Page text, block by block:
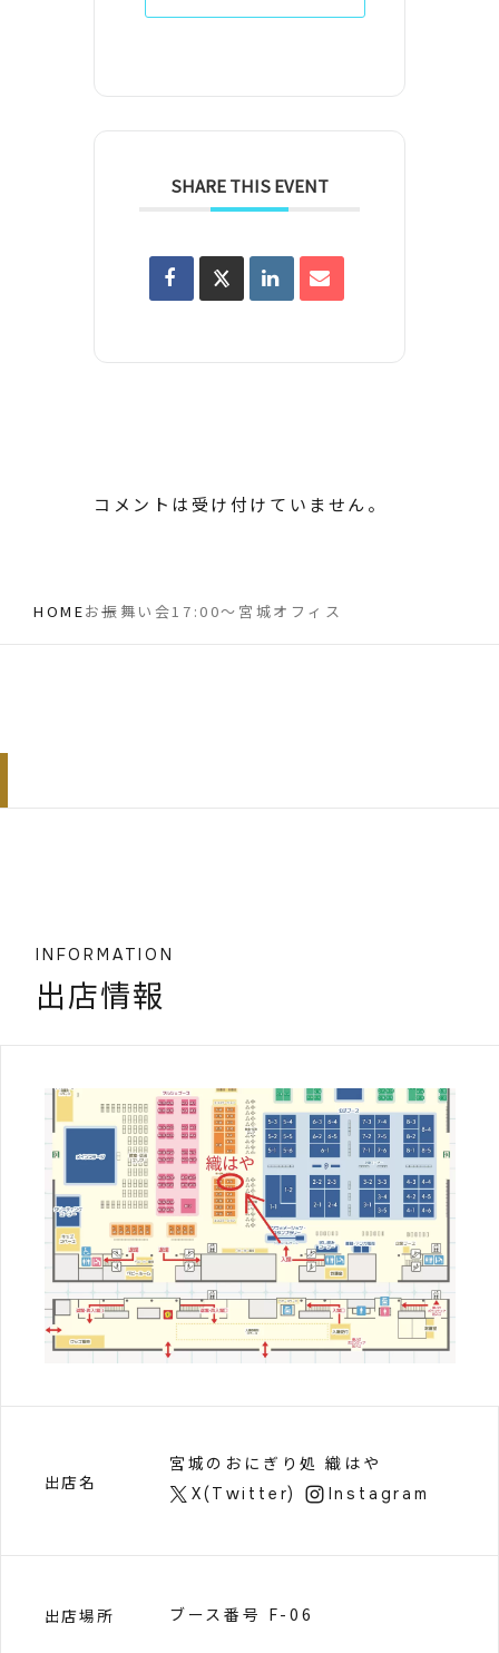
SHARE THIS EVENT
コメントは受け付けていません。
HOMEお振舞い会17:00〜宮城オフィス
INFORMATION
出店情報
出店名
宮城のおにぎり処 織はや
X(Twitter) Instagram
出店場所 ブース番号 F-06